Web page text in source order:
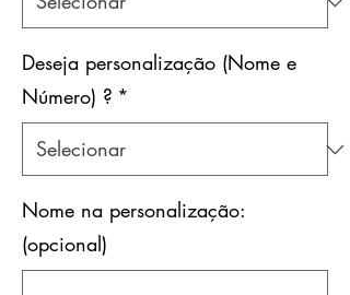
Deseja personalização (Nome e
Número) ? *
Nome na personalização:
(opcional)